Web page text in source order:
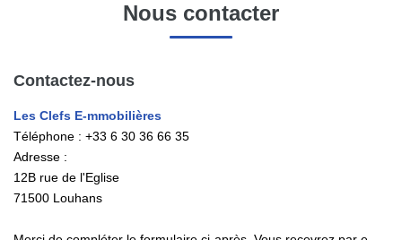
VENDRE
NOS AGENCES
Nous contacter
Contactez-nous
Les Clefs E-mmobilières
Téléphone : +33 6 30 36 66 35
Adresse :
12B rue de l'Eglise
71500 Louhans